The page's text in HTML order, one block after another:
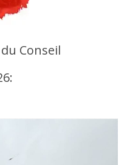
Conseil